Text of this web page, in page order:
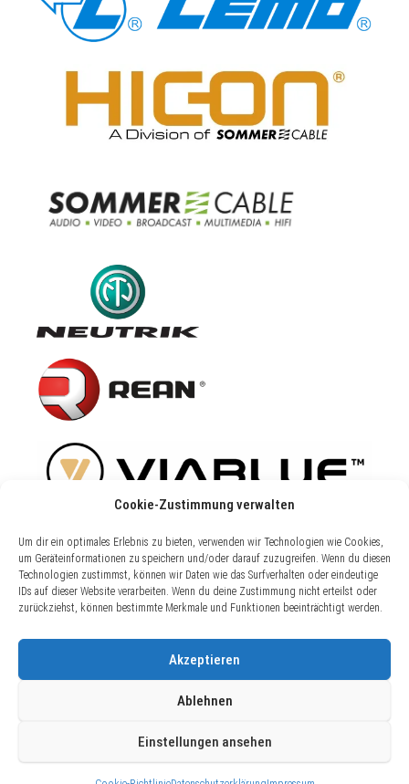
Cookie-Zustimmung verwalten
Um dir ein optimales Erlebnis zu bieten, verwenden wir Technologien wie Cookies,
um Geräteinformationen zu speichern und/oder darauf zuzugreifen. Wenn du diesen
Technologien zustimmst, können wir Daten wie das Surfverhalten oder eindeutige
IDs auf dieser Website verarbeiten. Wenn du deine Zustimmung nicht erteilst oder
zurückziehst, können bestimmte Merkmale und Funktionen beeinträchtigt werden.
Akzeptieren
Ablehnen
Einstellungen ansehen
Vertrag widerrufen